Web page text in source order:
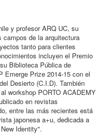
y profesor ARQ UC, su
de la arquitectura
tanto para clientes
incluyen el Premio
Biblioteca Pública de
Emerge Prize 2014-15 con el
Desierto (C.I.D). También
workshop PORTO ACADEMY
en revistas
entre las más recientes está
japonesa a+u, dedicada a
Identity".